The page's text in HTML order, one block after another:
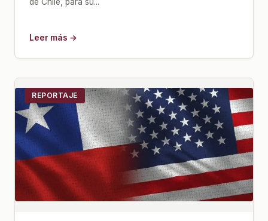
Leer más →
REPORTAJE